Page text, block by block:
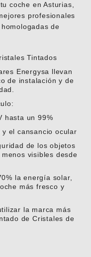
coche en Asturias,
profesionales
de
Tintados
Energysa llevan
de instalación y de
hasta un 99%
el cansancio ocular
de los objetos
visibles desde
la energía solar,
más fresco y
la marca más
de Cristales de